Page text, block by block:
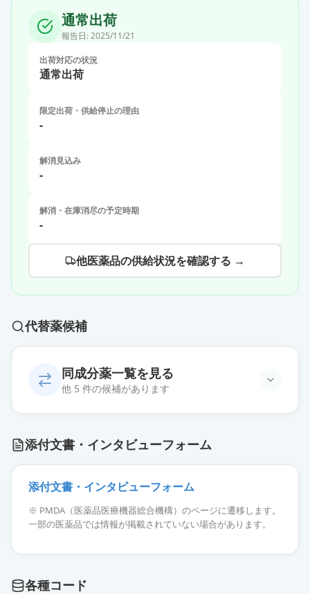
通常出荷
報告日: 2025/11/21
出荷対応の状況
通常出荷
限定出荷・供給停止の理由
-
解消見込み
-
解消・在庫消尽の予定時期
-
他医薬品の供給状況を確認する →
代替薬候補
同成分薬一覧を見る
他 5 件の候補があります
レナミン（1：100,000）含有
薬価 118 円
ナミン（1：100,000）含有
薬価 119 円
通常出荷
1.0mL
添付文書・インタビューフォーム
添付文書・インタビューフォーム
※ PMDA（医薬品医療機器総合機構）のページに遷移します。
一部の医薬品では情報が掲載されていない場合があります。
各種コード